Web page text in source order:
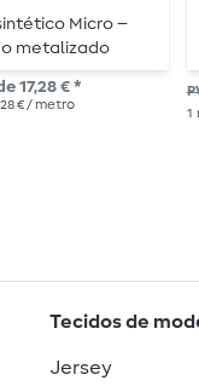
Micro –
metalizado
17,28 € *
€ / metro
1
Tecidos de
Jersey